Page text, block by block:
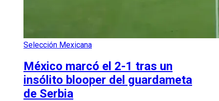
Selección Mexicana
México marcó el 2-1 tras un
insólito blooper del guardameta
de Serbia